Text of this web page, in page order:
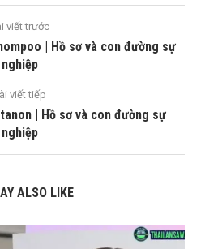
viết trước
| Hồ sơ và con đường sự
nghiệp
viết tiếp
| Hồ sơ và con đường sự
nghiệp
ALSO LIKE